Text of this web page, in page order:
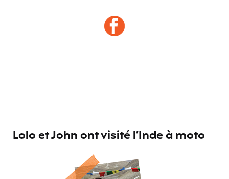
Lolo et John ont visité l’Inde à moto